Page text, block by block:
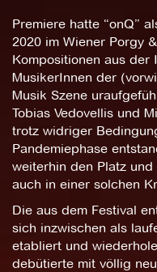
Premiere hatte “onQ”
2020 im Wiener Porgy
Kompositionen aus der
MusikerInnen der
Musik Szene
Tobias Vedovellis und
trotz widriger
Pandemiephase
weiterhin den Platz
auch in einer solchen
Die aus dem Festival
sich inzwischen als
etabliert und
debütierte mit völlig